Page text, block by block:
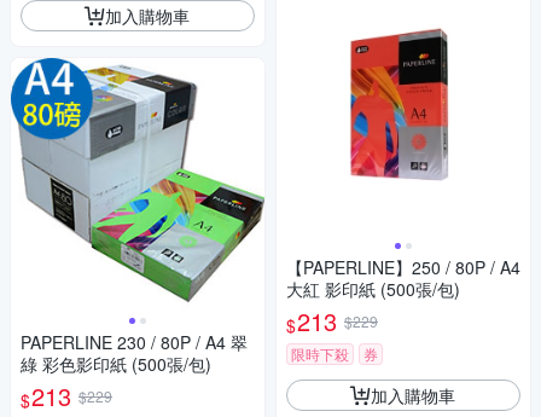
加入購物車
PAPERLINE 230 / 80P / A4 翠
綠 彩色影印紙 (500張/包)
$213 $229
【PAPERLINE】250 / 80P / A4
大紅 影印紙 (500張/包)
$213 $229
限時下殺
券
加入購物車